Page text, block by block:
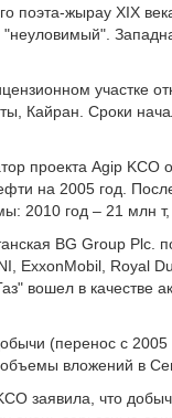
поэта-жырау XIX
участке
Кайран. Сроки
проекта Agip
на 2005 год.
2010 год – 21 млн
BG Group Plc.
ExxonMobil, Royal
вошел в качестве
(перенос с
вложений в
заявила, что